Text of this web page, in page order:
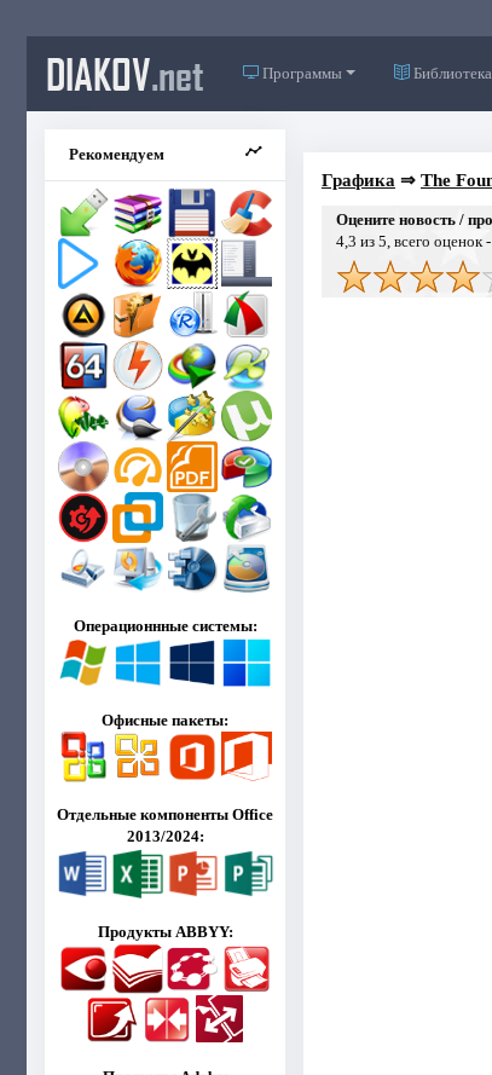
DIAKOV.net Программы Библиотека
Рекомендуем
Операционнные системы:
Офисные пакеты:
Отдельные компоненты Office
2013/2024:
Продукты ABBYY:
Графика ⇒ The
Оцените новость /
4,3 из 5, всего оценок -